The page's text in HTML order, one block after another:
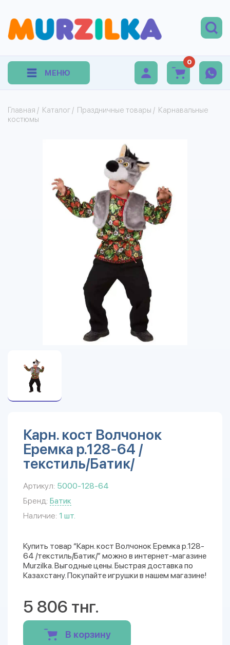
МЕНЮ
0
Главная / Каталог / Праздничные товары / Карнавальные
костюмы
Карн. кост Волчонок
Еремка р.128-64 /
текстиль/Батик/
Артикул: 5000-128-64
Бренд: Батик
Наличие: 1 шт.
Купить товар “Карн. кост Волчонок Еремка р.128-
64 /текстиль/Батик/” можно в интернет-магазине
Murzilka. Выгодные цены. Быстрая доставка по
Казахстану. Покупайте игрушки в нашем магазине!
5 806 тнг.
В корзину